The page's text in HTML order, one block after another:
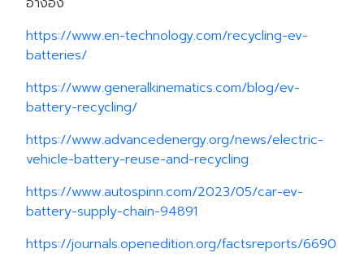
https://www.en-technology.com/recycling-ev-
batteries/
https://www.generalkinematics.com/blog/ev-
battery-recycling/
https://www.advancedenergy.org/news/electric-
vehicle-battery-reuse-and-recycling
https://www.autospinn.com/2023/05/car-ev-
battery-supply-chain-94891
https://journals.openedition.org/factsreports/6690